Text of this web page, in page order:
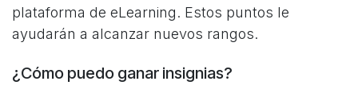
plataforma de eLearning. Estos puntos le
ayudarán a alcanzar nuevos rangos.
¿Cómo puedo ganar insignias?